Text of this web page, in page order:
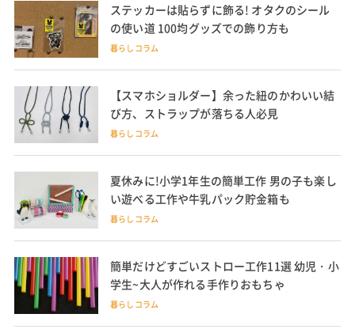
ステッカーは貼らずに飾る! オタクのシール
の使い道 100均グッズでの飾り方も
暮らしコラム
【スマホショルダー】余った紐のかわいい結
び方、ストラップが落ちる人必見
暮らしコラム
夏休みに!小学1年生の簡単工作 男の子も楽し
い遊べる工作や牛乳パック貯金箱も
暮らしコラム
簡単だけどすごいストロー工作11選 幼児・小
学生~大人が作れる手作りおもちゃ
暮らしコラム